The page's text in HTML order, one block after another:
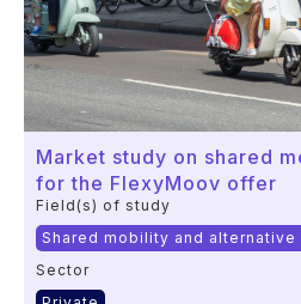
Market study on shared
for the FlexyMoov offer
Field(s) of study
Shared mobility and alternative
Sector